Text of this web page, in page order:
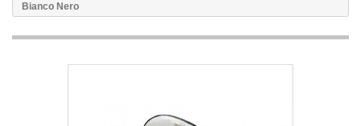
Bianco Nero